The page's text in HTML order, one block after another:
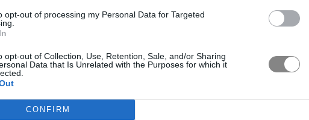
opt-out of processing my Personal Data for Targeted
opt-out of Collection, Use, Retention, Sale, and/or Sharing
Data that Is Unrelated with the Purposes for which it
CONFIRM
απασχολούμενων γυναικών ηλικίας 15-64 στην
της αντίστοιχης αύξησης για τους άνδρες.
ακαδημαϊκή γνώση, αλλά και εξειδίκευση, πρακτική
αυτό, η επιλογή ενός σύγχρονου εκπαιδευτικού